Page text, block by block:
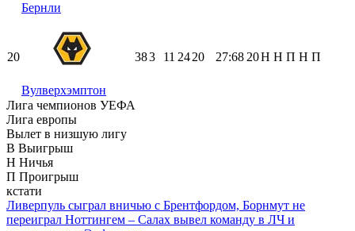
Бернли
20
Вулверхэмптон
383 11 2420 27:68 20Н Н П Н П
Лига чемпионов УЕФА
Лига европы
Вылет в низшую лигу
В Выигрыш
Н Ничья
П Проигрыш
кстати
Ливерпуль сыграл вничью с Брентфордом, Борнмут не
переиграл Ноттингем – Салах вывел команду в ЛЧ и